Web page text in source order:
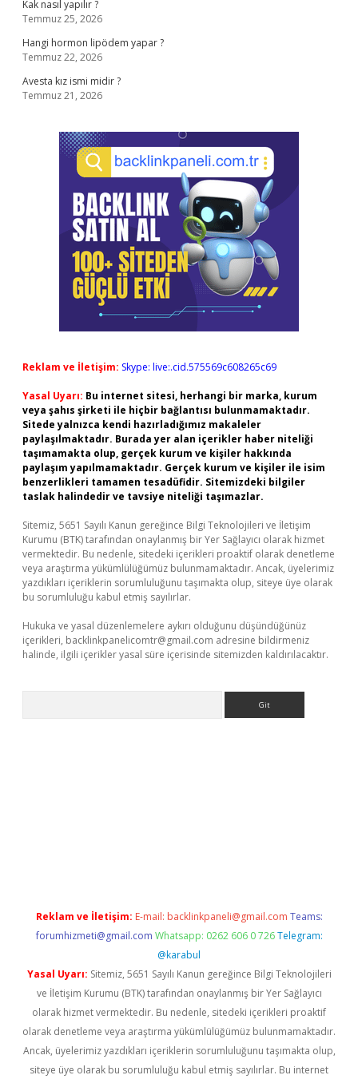
Kak nasıl yapılır ?
Temmuz 25, 2026
Hangi hormon lipödem yapar ?
Temmuz 22, 2026
Avesta kız ismi midir ?
Temmuz 21, 2026
Reklam ve İletişim: Skype: live:.cid.575569c608265c69
Yasal Uyarı: Bu internet sitesi, herhangi bir marka, kurum
veya şahıs şirketi ile hiçbir bağlantısı bulunmamaktadır.
Sitede yalnızca kendi hazırladığımız makaleler
paylaşılmaktadır. Burada yer alan içerikler haber niteliği
taşımamakta olup, gerçek kurum ve kişiler hakkında
paylaşım yapılmamaktadır. Gerçek kurum ve kişiler ile isim
benzerlikleri tamamen tesadüfidir. Sitemizdeki bilgiler
taslak halindedir ve tavsiye niteliği taşımazlar.
Sitemiz, 5651 Sayılı Kanun gereğince Bilgi Teknolojileri ve İletişim
Kurumu (BTK) tarafından onaylanmış bir Yer Sağlayıcı olarak hizmet
vermektedir. Bu nedenle, sitedeki içerikleri proaktif olarak denetleme
veya araştırma yükümlülüğümüz bulunmamaktadır. Ancak, üyelerimiz
yazdıkları içeriklerin sorumluluğunu taşımakta olup, siteye üye olarak
bu sorumluluğu kabul etmiş sayılırlar.
Hukuka ve yasal düzenlemelere aykırı olduğunu düşündüğünüz
içerikleri, backlinkpanelicomtr@gmail.com adresine bildirmeniz
halinde, ilgili içerikler yasal süre içerisinde sitemizden kaldırılacaktır.
Reklam ve İletişim: E-mail: backlinkpaneli@gmail.com Teams:
forumhizmeti@gmail.com Whatsapp: 0262 606 0 726 Telegram:
@karabul
Yasal Uyarı: Sitemiz, 5651 Sayılı Kanun gereğince Bilgi Teknolojileri
ve İletişim Kurumu (BTK) tarafından onaylanmış bir Yer Sağlayıcı
olarak hizmet vermektedir. Bu nedenle, sitedeki içerikleri proaktif
olarak denetleme veya araştırma yükümlülüğümüz bulunmamaktadır.
Ancak, üyelerimiz yazdıkları içeriklerin sorumluluğunu taşımakta olup,
siteye üye olarak bu sorumluluğu kabul etmiş sayılırlar. Bu internet